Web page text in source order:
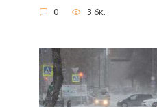
0 3.6к.